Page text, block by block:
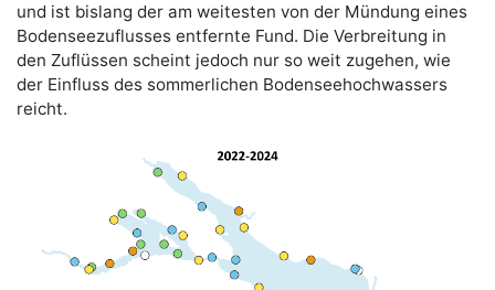
und ist bislang der am weitesten von der Mündung eines
Bodensee­zu­flusses entfernte Fund. Die Verbreitung in
den Zuflüssen scheint jedoch nur so weit zugehen, wie
der Einfluss des sommerlichen Bodenseehochwassers
reicht.